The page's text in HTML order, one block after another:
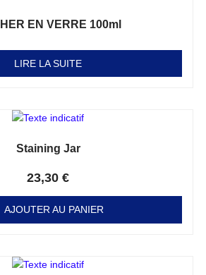
EN VERRE 100ml
LIRE LA SUITE
Staining Jar
23,30 €
AJOUTER AU PANIER